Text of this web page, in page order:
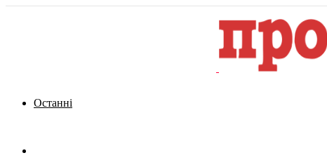
Останні